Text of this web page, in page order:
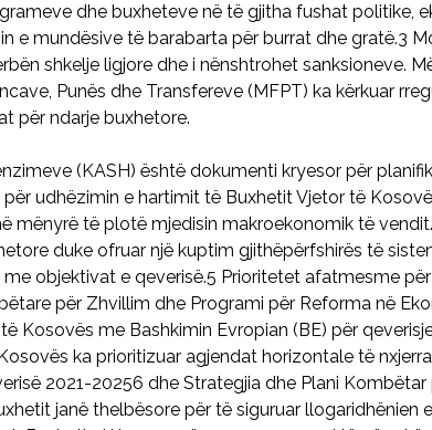
dhe buxheteve në të gjitha fushat politike,
e mundësive të barabarta për burrat dhe gratë.3
shkelje ligjore dhe i nënshtrohet sanksioneve.
Punës dhe Transfereve (MFPT) ka kërkuar
për ndarje buxhetore.
(KASH) është dokumenti kryesor për
udhëzimin e hartimit të Buxhetit Vjetor të
mënyrë të plotë mjedisin makroekonomik të
duke ofruar një kuptim gjithëpërfshirës të
objektivat e qeverisë.5 Prioritetet afatmesme
për Zhvillim dhe Programi për Reforma në
Kosovës me Bashkimin Evropian (BE) për
ka prioritizuar agjendat horizontale të
2021-20256 dhe Strategjia dhe Plani
janë thelbësore për të siguruar llogaridhënien